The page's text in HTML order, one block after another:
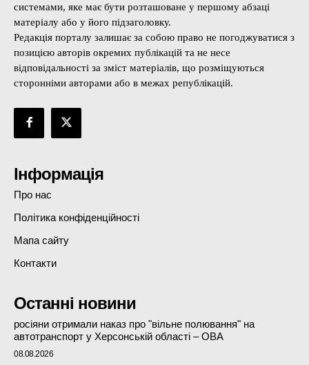
системами, яке має бути розташоване у першому абзаці
матеріалу або у його підзаголовку.
Редакція порталу залишає за собою право не погоджуватися з
позицією авторів окремих публікацій та не несе
відповідальності за зміст матеріалів, що розміщуються
сторонніми авторами або в межах републікацій.
Інформація
Про нас
Політика конфіденційності
Мапа сайту
Контакти
Останні новини
росіяни отримали наказ про "вільне полювання" на
автотранспорт у Херсонській області – ОВА
08.08.2026